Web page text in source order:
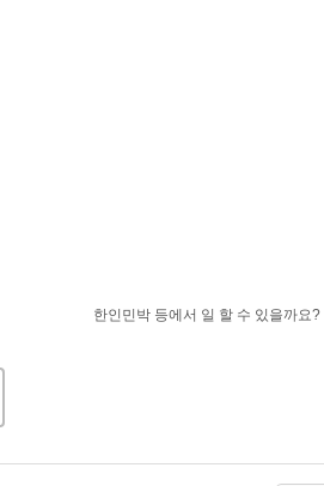
한인민박 등에서 일 할 수 있을까요?